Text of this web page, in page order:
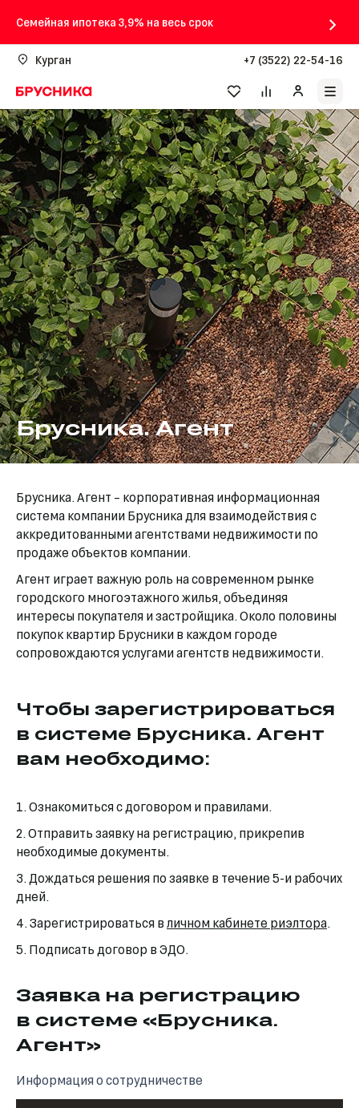
Семейная ипотека 3,9% на весь срок
Курган +7 (3522) 22-54-16
Брусника. Агент
Брусника. Агент – корпоративная информационная
система компании Брусника для взаимодействия с
аккредитованными агентствами недвижимости по
продаже объектов компании.
Агент играет важную роль на современном рынке
городского многоэтажного жилья, объединяя
интересы покупателя и застройщика. Около половины
покупок квартир Брусники в каждом городе
сопровождаются услугами агентств недвижимости.
Чтобы зарегистрироваться
в системе Брусника. Агент
вам необходимо:
1. Ознакомиться с договором и правилами.
2. Отправить заявку на регистрацию, прикрепив
необходимые документы.
3. Дождаться решения по заявке в течение 5-и рабочих
дней.
4. Зарегистрироваться в личном кабинете риэлтора.
5. Подписать договор в ЭДО.
Заявка на регистрацию
в системе «Брусника.
Агент»
Информация о сотрудничестве